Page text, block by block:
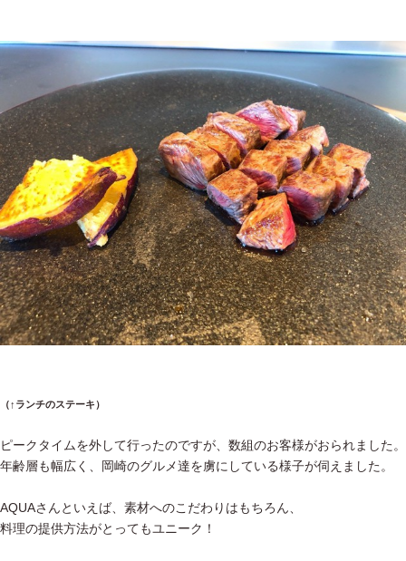
（↑ランチのステーキ）
ピークタイムを外して行ったのですが、数組のお客様がおられました。
年齢層も幅広く、岡崎のグルメ達を虜にしている様子が伺えました。
AQUAさんといえば、素材へのこだわりはもちろん、
料理の提供方法がとってもユニーク！